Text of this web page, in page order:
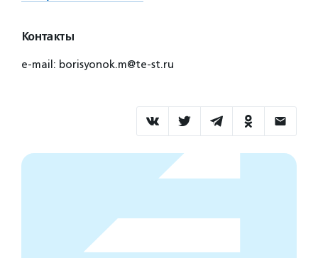
Контакты
e-mail: borisyonok.m@te-st.ru